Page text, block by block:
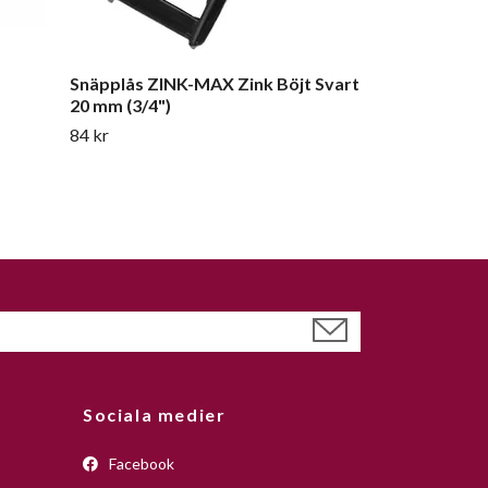
Snäpplås ZINK-MAX Zink Böjt Svart
20 mm (3/4")
84 kr
Sociala medier
Facebook